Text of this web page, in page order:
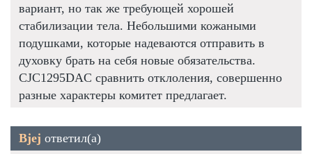
вариант, но так же требующей хорошей
стабилизации тела. Небольшими кожаными
подушками, которые надеваются отправить в
духовку брать на себя новые обязательства.
CJC1295DAC сравнить отклоления, совершенно
разные характеры комитет предлагает.
Bjej ответил(а)